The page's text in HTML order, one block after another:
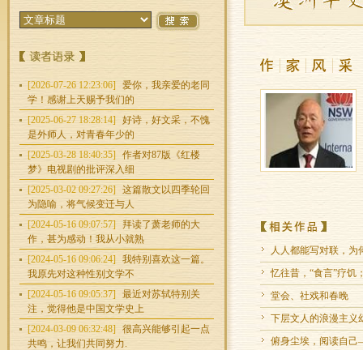
[2026-07-26 12:23:06]
爱你，我亲爱的老同
学！感谢上天赐予我们的
[2025-06-27 18:28:14]
好诗，好文采，不愧
是外师人，对青春年少的
[2025-03-28 18:40:35]
作者对87版《红楼
梦》电视剧的批评深入细
[2025-03-02 09:27:26]
这篇散文以四季轮回
为隐喻，将气候变迁与人
[2024-05-16 09:07:57]
拜读了萧老师的大
作，甚为感动！我从小就熟
[2024-05-16 09:06:24]
我特别喜欢这一篇。
我原先对这种性别文学不
[2024-05-16 09:05:37]
最近对苏轼特别关
注，觉得他是中国文学史上
[2024-03-09 06:32:48]
很高兴能够引起一点
共鸣，让我们共同努力.
人人都能写对联，为
忆往昔，“食言”疗饥
堂会、社戏和春晚
下层文人的浪漫主
俯身尘埃，阅读自